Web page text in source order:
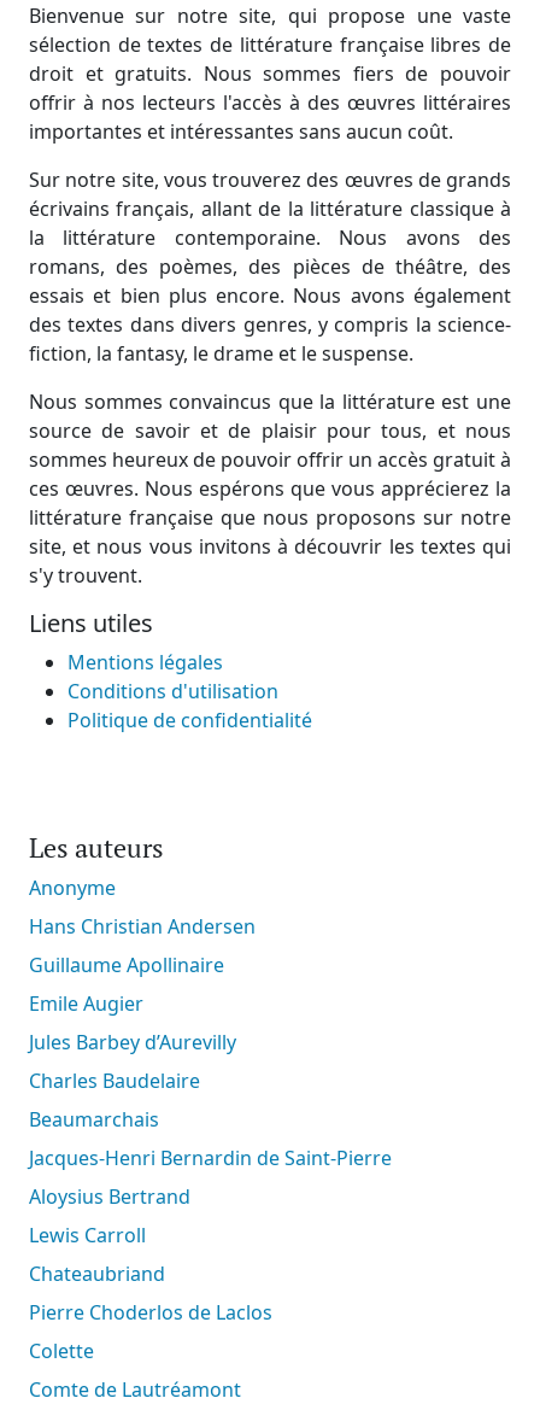
Bienvenue sur notre site, qui propose une vaste
sélection de textes de littérature française libres de
droit et gratuits. Nous sommes fiers de pouvoir
offrir à nos lecteurs l'accès à des œuvres littéraires
importantes et intéressantes sans aucun coût.
Sur notre site, vous trouverez des œuvres de grands
écrivains français, allant de la littérature classique à
la littérature contemporaine. Nous avons des
romans, des poèmes, des pièces de théâtre, des
essais et bien plus encore. Nous avons également
des textes dans divers genres, y compris la science-
fiction, la fantasy, le drame et le suspense.
Nous sommes convaincus que la littérature est une
source de savoir et de plaisir pour tous, et nous
sommes heureux de pouvoir offrir un accès gratuit à
ces œuvres. Nous espérons que vous apprécierez la
littérature française que nous proposons sur notre
site, et nous vous invitons à découvrir les textes qui
s'y trouvent.
Liens utiles
Mentions légales
Conditions d'utilisation
Politique de confidentialité
Les auteurs
Anonyme
Hans Christian Andersen
Guillaume Apollinaire
Emile Augier
Jules Barbey d’Aurevilly
Charles Baudelaire
Beaumarchais
Jacques-Henri Bernardin de Saint-Pierre
Aloysius Bertrand
Lewis Carroll
Chateaubriand
Pierre Choderlos de Laclos
Colette
Comte de Lautréamont